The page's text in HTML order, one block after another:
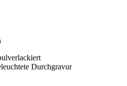
Durchgravur